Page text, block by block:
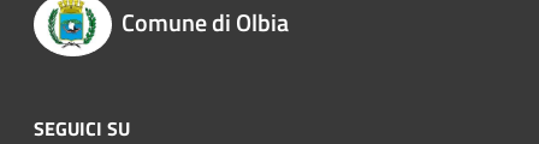
Comune di Olbia
SEGUICI SU